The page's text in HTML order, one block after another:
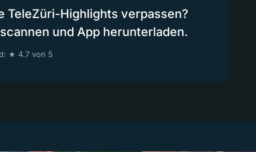
TeleZüri-Highlights verpassen?
und App herunterladen.
★ 4.7 von 5